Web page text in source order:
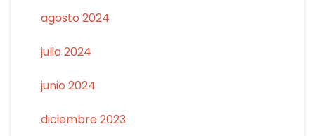
agosto 2024
julio 2024
junio 2024
diciembre 2023